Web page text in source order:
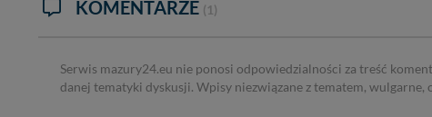
KOMENTARZE (1)
Serwis mazury24.eu nie ponosi odpowiedzialności za treść
danej tematyki dyskusji. Wpisy niezwiązane z tematem, wulgarne,